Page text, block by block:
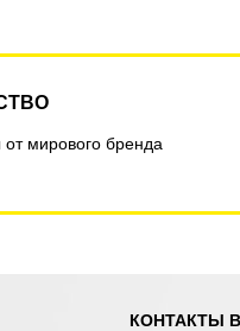
мирового бренда
КОНТАКТЫ